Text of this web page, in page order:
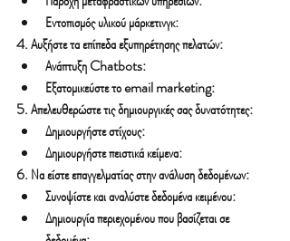
Εντοπισμός υλικού μάρκετινγκ:
4. Αυξήστε τα επίπεδα εξυπηρέτησης πελατών:
Ανάπτυξη Chatbots:
Εξατομικεύστε το email marketing:
5. Απελευθερώστε τις δημιουργικές σας δυνατότητες:
Δημιουργήστε στίχους:
Δημιουργήστε πειστικά κείμενα:
6. Να είστε επαγγελματίας στην ανάλυση δεδομένων:
Συνοψίστε και αναλύστε δεδομένα κειμένου:
Δημιουργία περιεχομένου που βασίζεται σε